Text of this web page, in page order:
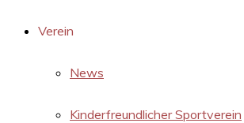
Verein
News
Kinderfreundlicher Sportverein